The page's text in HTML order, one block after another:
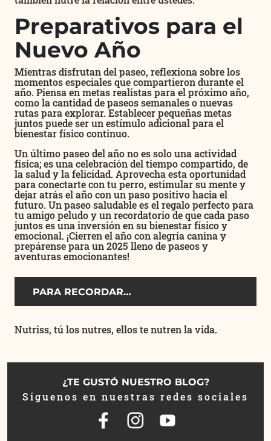
Preparativos para el
Nuevo Año
Mientras disfrutan del paseo, reflexiona sobre los
momentos especiales que compartieron durante el
año. Piensa en metas realistas para el próximo año,
como la cantidad de paseos semanales o nuevas
rutas para explorar. Establecer pequeñas metas
juntos puede ser un estímulo adicional para el
bienestar físico continuo.
Un último paseo del año no es solo una actividad
física; es una celebración del tiempo compartido, de
la salud y la felicidad. Aprovecha esta oportunidad
para conectarte con tu perro, estimular su mente y
dejar atrás el año con un paso positivo hacia el
futuro. Un paseo saludable es el regalo perfecto para
tu amigo peludo y un recordatorio de que cada paso
juntos es una inversión en su bienestar físico y
emocional. ¡Cierren el año con alegría canina y
prepárense para un 2025 lleno de paseos y
aventuras emocionantes!
PARA RECORDAR…
Nutriss, tú los nutres, ellos te nutren la vida.
¿TE GUSTÓ NUESTRO BLOG?
Síguenos en nuestras redes sociales